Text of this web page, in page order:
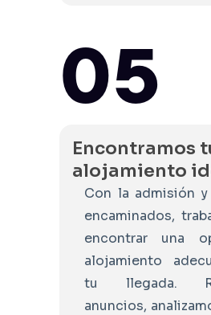
05
Encontramos
alojamiento
Con la admisión
encaminados,
encontrar una
alojamiento
tu llegada.
anuncios,